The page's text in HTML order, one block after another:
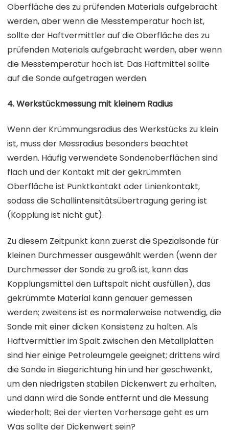
Oberfläche des zu prüfenden Materials aufgebracht
werden, aber wenn die Messtemperatur hoch ist,
sollte der Haftvermittler auf die Oberfläche des zu
prüfenden Materials aufgebracht werden, aber wenn
die Messtemperatur hoch ist. Das Haftmittel sollte
auf die Sonde aufgetragen werden.
4. Werkstückmessung mit kleinem Radius
Wenn der Krümmungsradius des Werkstücks zu klein
ist, muss der Messradius besonders beachtet
werden. Häufig verwendete Sondenoberflächen sind
flach und der Kontakt mit der gekrümmten
Oberfläche ist Punktkontakt oder Linienkontakt,
sodass die Schallintensitätsübertragung gering ist
(Kopplung ist nicht gut).
Zu diesem Zeitpunkt kann zuerst die Spezialsonde für
kleinen Durchmesser ausgewählt werden (wenn der
Durchmesser der Sonde zu groß ist, kann das
Kopplungsmittel den Luftspalt nicht ausfüllen), das
gekrümmte Material kann genauer gemessen
werden; zweitens ist es normalerweise notwendig, die
Sonde mit einer dicken Konsistenz zu halten. Als
Haftvermittler im Spalt zwischen den Metallplatten
sind hier einige Petroleumgele geeignet; drittens wird
die Sonde in Biegerichtung hin und her geschwenkt,
um den niedrigsten stabilen Dickenwert zu erhalten,
und dann wird die Sonde entfernt und die Messung
wiederholt; Bei der vierten Vorhersage geht es um
Was sollte der Dickenwert sein?